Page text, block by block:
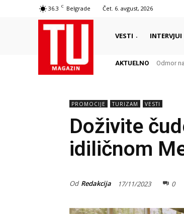
36.3 C Belgrade Čet. 6. avgust, 2026
VESTI INTERVJUI
AKTUELNOOdmor na
PROMOCIJE TURIZAM VESTI
Doživite
idiličnom
Od Redakcija 17/11/2023 0